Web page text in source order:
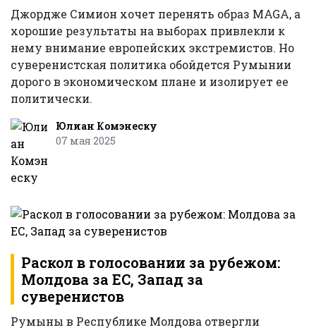
Джордже Симион хочет перенять образ MAGA, а
хорошие результаты на выборах привлекли к
нему внимание европейских экстремистов. Но
суверенистская политика обойдется Румынии
дорого в экономическом плане и изолирует ее
политически.
Юлиан Комэнеску
07 мая 2025
Раскол в голосовании за рубежом:
Молдова за ЕС, Запад за
суверенистов
Румыны в Республике Молдова отвергли